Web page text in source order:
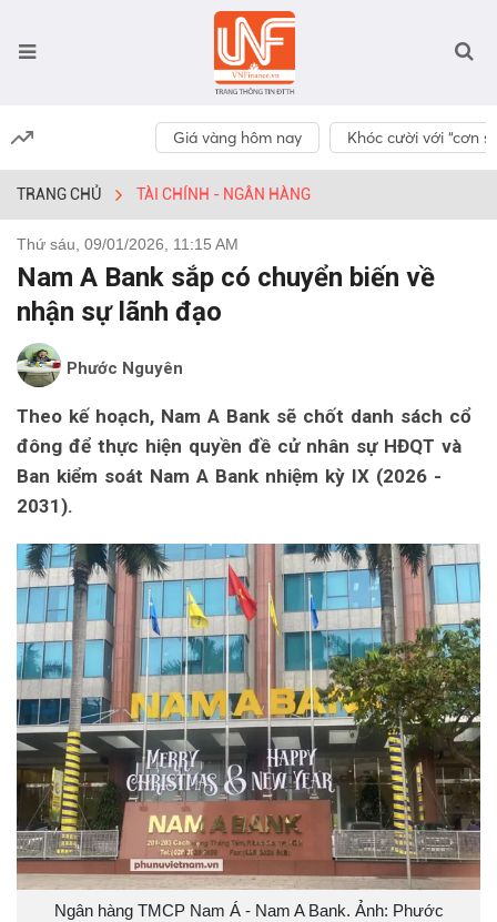
Giá vàng hôm nay Khóc cười với “cơn
TRANG CHỦ TÀI CHÍNH - NGÂN HÀNG
Thứ sáu, 09/01/2026, 11:15 AM
Nam A Bank sắp có chuyển biến về
nhận sự lãnh đạo
Phước Nguyên
Theo kế hoạch, Nam A Bank sẽ chốt danh sách cổ
đông để thực hiện quyền đề cử nhân sự HĐQT và
Ban kiểm soát Nam A Bank nhiệm kỳ IX (2026 -
2031).
Ngân hàng TMCP Nam Á - Nam A Bank. Ảnh: Phước